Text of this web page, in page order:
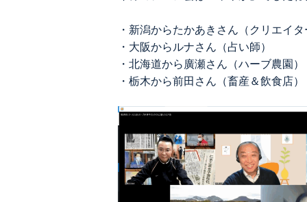
・新潟からたかあきさん（クリエイ
・大阪からルナさん（占い師）
・北海道から廣瀬さん（ハーブ農園）
・栃木から前田さん（畜産＆飲食店）